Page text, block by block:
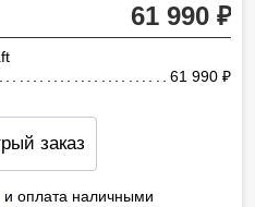
61 990
61 990
заказ
и оплата наличными